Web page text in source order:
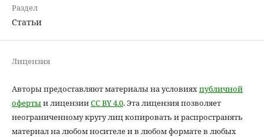
Раздел
Статьи
Лицензия
Авторы предоставляют материалы на условияхпубличной
офертыи лицензииCC BY 4.0. Эта лицензия позволяет
неограниченному кругу лиц копировать и распространять
материал на любом носителе и в любом формате в любых